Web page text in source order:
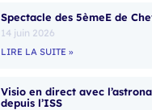
Spectacle des 5èmeE de
14 juin 2026
LIRE LA SUITE »
Visio en direct avec
depuis l’ISS